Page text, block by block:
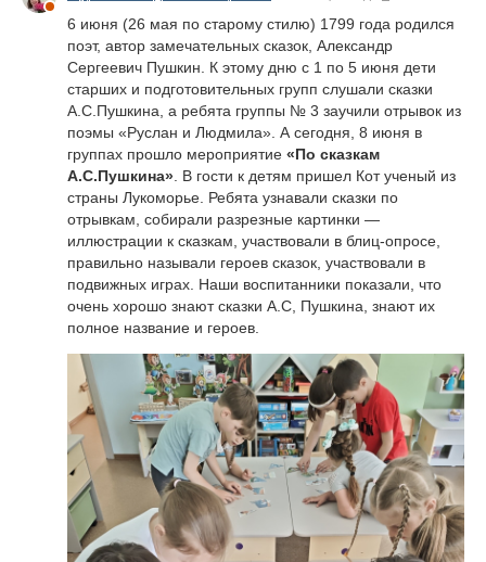
6 июня (26 мая по старому стилю) 1799 года родился
поэт, автор замечательных сказок, Александр
Сергеевич Пушкин. К этому дню с 1 по 5 июня дети
старших и подготовительных групп слушали сказки
А.С.Пушкина, а ребята группы № 3 заучили отрывок из
поэмы «Руслан и Людмила». А сегодня, 8 июня в
группах прошло мероприятие «По сказкам
А.С.Пушкина». В гости к детям пришел Кот ученый из
страны Лукоморье. Ребята узнавали сказки по
отрывкам, собирали разрезные картинки —
иллюстрации к сказкам, участвовали в блиц-опросе,
правильно называли героев сказок, участвовали в
подвижных играх. Наши воспитанники показали, что
очень хорошо знают сказки А.С, Пушкина, знают их
полное название и героев.